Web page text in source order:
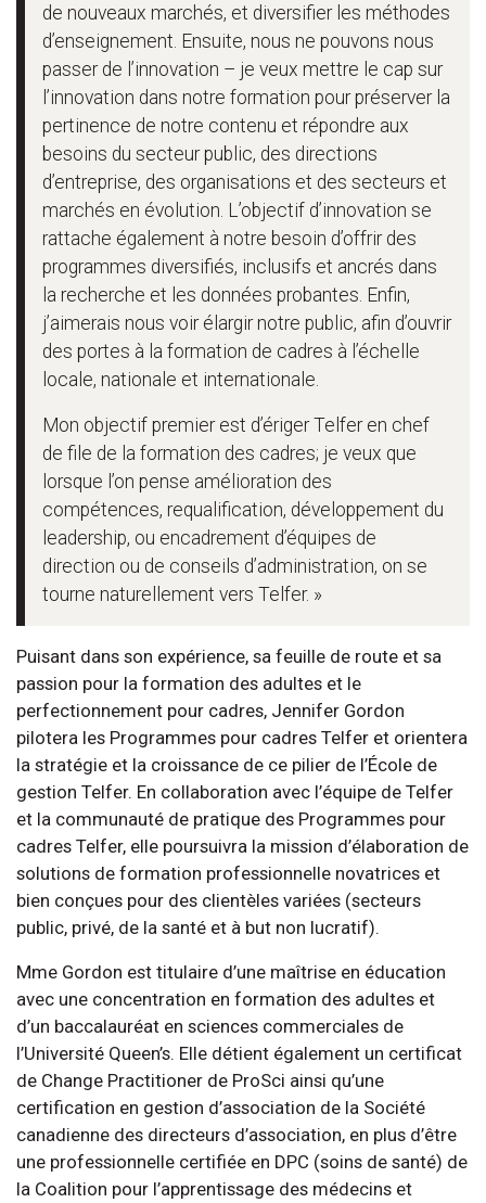
de nouveaux marchés, et diversifier les méthodes
d’enseignement. Ensuite, nous ne pouvons nous
passer de l’innovation – je veux mettre le cap sur
l’innovation dans notre formation pour préserver la
pertinence de notre contenu et répondre aux
besoins du secteur public, des directions
d’entreprise, des organisations et des secteurs et
marchés en évolution. L’objectif d’innovation se
rattache également à notre besoin d’offrir des
programmes diversifiés, inclusifs et ancrés dans
la recherche et les données probantes. Enfin,
j’aimerais nous voir élargir notre public, afin d’ouvrir
des portes à la formation de cadres à l’échelle
locale, nationale et internationale.
Mon objectif premier est d’ériger Telfer en chef
de file de la formation des cadres; je veux que
lorsque l’on pense amélioration des
compétences, requalification, développement du
leadership, ou encadrement d’équipes de
direction ou de conseils d’administration, on se
tourne naturellement vers Telfer. »
Puisant dans son expérience, sa feuille de route et sa
passion pour la formation des adultes et le
perfectionnement pour cadres, Jennifer Gordon
pilotera les Programmes pour cadres Telfer et orientera
la stratégie et la croissance de ce pilier de l’École de
gestion Telfer. En collaboration avec l’équipe de Telfer
et la communauté de pratique des Programmes pour
cadres Telfer, elle poursuivra la mission d’élaboration de
solutions de formation professionnelle novatrices et
bien conçues pour des clientèles variées (secteurs
public, privé, de la santé et à but non lucratif).
Mme Gordon est titulaire d’une maîtrise en éducation
avec une concentration en formation des adultes et
d’un baccalauréat en sciences commerciales de
l’Université Queen’s. Elle détient également un certificat
de Change Practitioner de ProSci ainsi qu’une
certification en gestion d’association de la Société
canadienne des directeurs d’association, en plus d’être
une professionnelle certifiée en DPC (soins de santé) de
la Coalition pour l’apprentissage des médecins et